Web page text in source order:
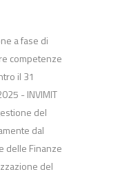
a fase di
competenze
il 31
- INVIMIT
del
dal
delle Finanze
del